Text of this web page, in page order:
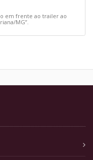
em frente ao trailer ao
MG”.